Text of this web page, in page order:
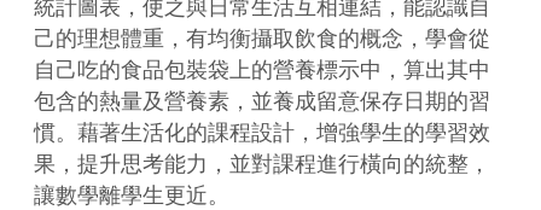
統計圖表，使之與日常生活互相連結，能認識自
己的理想體重，有均衡攝取飲食的概念，學會從
自己吃的食品包裝袋上的營養標示中，算出其中
包含的熱量及營養素，並養成留意保存日期的習
慣。藉著生活化的課程設計，增強學生的學習效
果，提升思考能力，並對課程進行橫向的統整，
讓數學離學生更近。